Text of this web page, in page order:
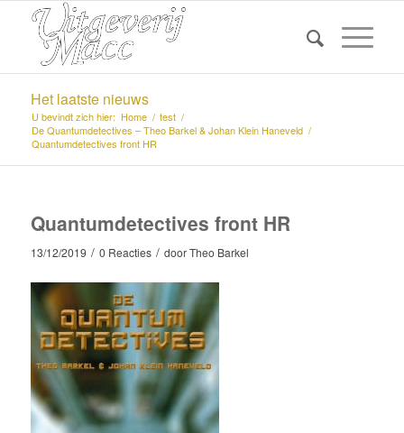
Het laatste nieuws
U bevindt zich hier: Home / test /
De Quantumdetectives – Theo Barkel & Johan Klein Haneveld /
Quantumdetectives front HR
Quantumdetectives front HR
13/12/2019 / 0 Reacties / doorTheo Barkel